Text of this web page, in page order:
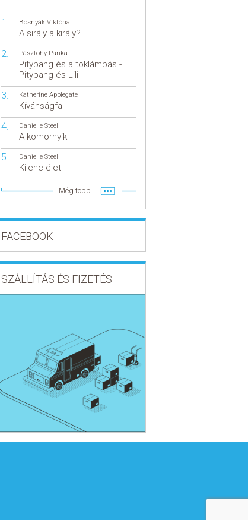
Bosnyák Viktória
A sirály a király?
Pásztohy Panka
Pitypang és a töklámpás -
Pitypang és Lili
Katherine Applegate
Kívánságfa
Danielle Steel
A komornyik
Danielle Steel
Kilenc élet
Még több
FACEBOOK
SZÁLLÍTÁS ÉS FIZETÉS